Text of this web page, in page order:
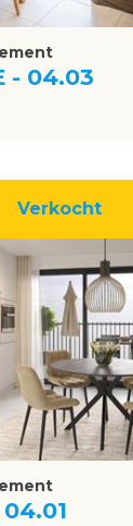
- 04.03
Verkocht